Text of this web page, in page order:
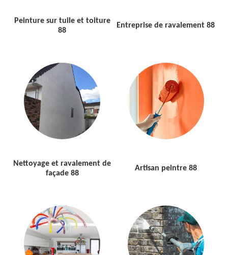
Peinture sur tuile et toiture
88
Entreprise de ravalement 88
Nettoyage et ravalement de
façade 88
Artisan peintre 88